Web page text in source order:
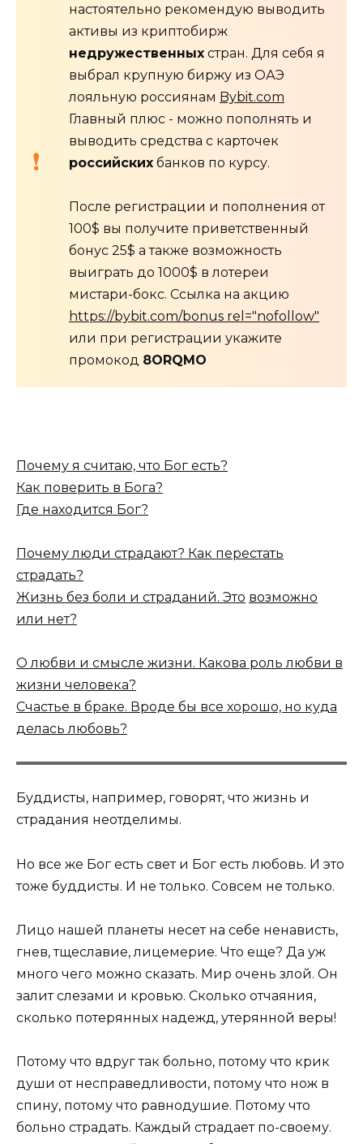
настоятельно рекомендую выводить
активы из криптобирж
недружественных стран. Для себя я
выбрал крупную биржу из ОАЭ
лояльную россиянам Bybit.com
Главный плюс - можно пополнять и
выводить средства с карточек
российских банков по курсу.
После регистрации и пополнения от
100$ вы получите приветственный
бонус 25$ а также возможность
выиграть до 1000$ в лотереи
мистари-бокс. Ссылка на акцию
https://bybit.com/bonus rel="nofollow"
или при регистрации укажите
промокод 8ORQMO
Почему я считаю, что Бог есть?
Как поверить в Бога?
Где находится Бог?
Почему люди страдают? Как перестать
страдать?
Жизнь без боли и страданий. Это возможно
или нет?
О любви и смысле жизни. Какова роль любви в
жизни человека?
Счастье в браке. Вроде бы все хорошо, но куда
делась любовь?
Буддисты, например, говорят, что жизнь и
страдания неотделимы.
Но все же Бог есть свет и Бог есть любовь. И это
тоже буддисты. И не только. Совсем не только.
Лицо нашей планеты несет на себе ненависть,
гнев, тщеславие, лицемерие. Что еще? Да уж
много чего можно сказать. Мир очень злой. Он
залит слезами и кровью. Сколько отчаяния,
сколько потерянных надежд, утерянной веры!
Потому что вдруг так больно, потому что крик
души от несправедливости, потому что нож в
спину, потому что равнодушие. Потому что
больно страдать. Каждый страдает по-своему.